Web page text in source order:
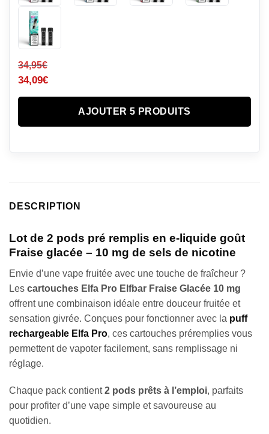
34,95€
34,09€
AJOUTER 5 PRODUITS
DESCRIPTION
Lot de 2 pods pré remplis en e-liquide goût
Fraise glacée – 10 mg de sels de nicotine
Envie d’une vape fruitée avec une touche de fraîcheur ?
Les cartouches Elfa Pro Elfbar Fraise Glacée 10 mg
offrent une combinaison idéale entre douceur fruitée et
sensation givrée. Conçues pour fonctionner avec la puff
rechargeable Elfa Pro, ces cartouches préremplies vous
permettent de vapoter facilement, sans remplissage ni
réglage.
Chaque pack contient2 pods prêts à l’emploi, parfaits
pour profiter d’une vape simple et savoureuse au
quotidien.